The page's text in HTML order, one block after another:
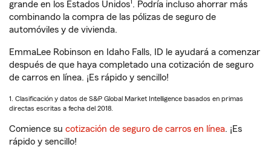
grande en los Estados Unidos . Podría incluso ahorrar más
combinando la compra de las pólizas de seguro de
automóviles y de vivienda.
EmmaLee Robinson en Idaho Falls, ID le ayudará a comenzar
después de que haya completado una cotización de seguro
de carros en línea. ¡Es rápido y sencillo!
1. Clasificación y datos de S&P Global Market Intelligence basados en primas
directas escritas a fecha del 2018.
Comience su cotización de seguro de carros en línea. ¡Es
rápido y sencillo!